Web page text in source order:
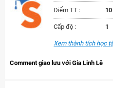
Điểm TT : 10
Cấp độ : 1
Xem thành tích học
Comment giao lưu với Gia Linh Lê